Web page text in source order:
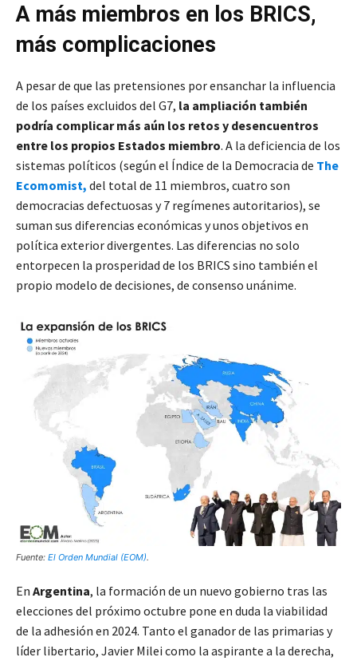
A más miembros en los BRICS,
más complicaciones
A pesar de que las pretensiones por ensanchar la influencia
de los países excluidos del G7, la ampliación también
podría complicar más aún los retos y desencuentros
entre los propios Estados miembro. A la deficiencia de los
sistemas políticos (según el Índice de la Democracia de The
Ecomomist, del total de 11 miembros, cuatro son
democracias defectuosas y 7 regímenes autoritarios), se
suman sus diferencias económicas y unos objetivos en
política exterior divergentes. Las diferencias no solo
entorpecen la prosperidad de los BRICS sino también el
propio modelo de decisiones, de consenso unánime.
Fuente: El Orden Mundial (EOM).
En Argentina, la formación de un nuevo gobierno tras las
elecciones del próximo octubre pone en duda la viabilidad
de la adhesión en 2024. Tanto el ganador de las primarias y
líder libertario, Javier Milei como la aspirante a la derecha,